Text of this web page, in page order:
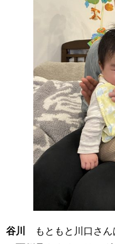
谷川
もともと川口さん